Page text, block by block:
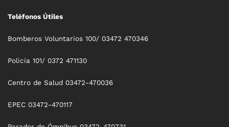
Teléfonos Útiles
Bomberos Voluntarios 100/ 03472 470346
Policía 101/ 0372 471130
Centro de Salud 03472-470036
EPEC 03472-470117